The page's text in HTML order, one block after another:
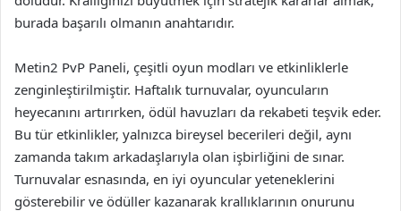
burada başarılı olmanın anahtarıdır.
Metin2 PvP Paneli, çeşitli oyun modları ve etkinliklerle
zenginleştirilmiştir. Haftalık turnuvalar, oyuncuların
heyecanını artırırken, ödül havuzları da rekabeti teşvik eder.
Bu tür etkinlikler, yalnızca bireysel becerileri değil, aynı
zamanda takım arkadaşlarıyla olan işbirliğini de sınar.
Turnuvalar esnasında, en iyi oyuncular yeteneklerini
gösterebilir ve ödüller kazanarak krallıklarının onurunu